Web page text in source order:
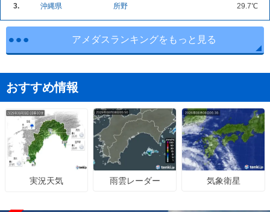
3. 沖縄県 所野 29.7℃
アメダスランキングをもっと見る
おすすめ情報
実況天気 雨雲レーダー 気象衛星